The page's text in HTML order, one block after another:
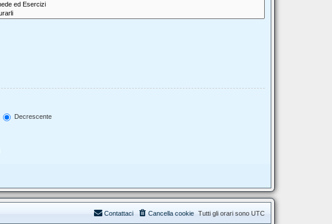
Decrescente
Tutti gli orari sono UTC
Cancella cookie
Contattaci